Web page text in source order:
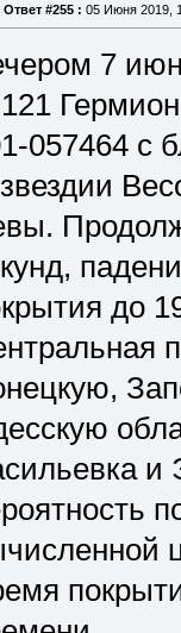
Ответ #255 : 05 Июня 2019,
7
057464 с
до
и